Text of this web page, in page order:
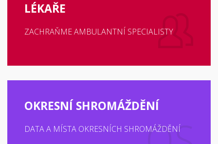
LÉKAŘE
ZACHRAŇME AMBULANTNÍ SPECIALISTY
OKRESNÍ SHROMÁŽDĚNÍ
DATA A MÍSTA OKRESNÍCH SHROMÁŽDĚNÍ